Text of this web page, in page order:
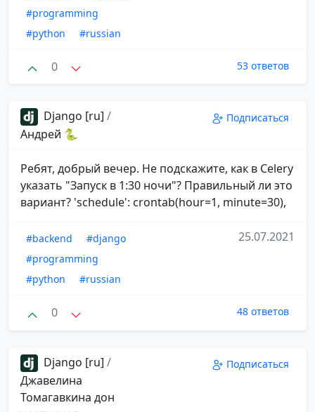
#programming
#python
#russian
0 53 ответов
Django [ru] /
Андрей 🐍
Подписаться
Ребят, добрый вечер. Не подскажите, как в Celery
указать "Запуск в 1:30 ночи"? Правильный ли это
вариант? 'schedule': crontab(hour=1, minute=30),
#backend
#django
#programming
#python
#russian
25.07.2021
0 48 ответов
Django [ru] /
Джавелина
Томагавкина дон
Подписаться